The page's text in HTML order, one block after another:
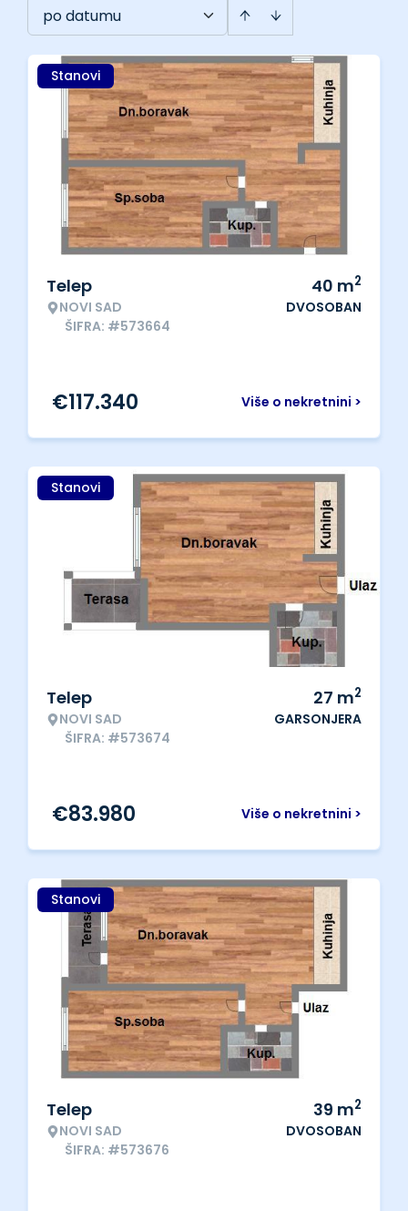
po datumu
Stanovi
Telep
NOVI SAD
ŠIFRA: #573664
40 m2
DVOSOBAN
Više o nekretnini >
€117.340
Stanovi
Telep
NOVI SAD
ŠIFRA: #573674
27 m2
GARSONJERA
Više o nekretnini >
€83.980
Stanovi
Telep
NOVI SAD
ŠIFRA: #573676
39 m2
DVOSOBAN